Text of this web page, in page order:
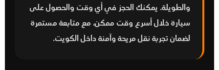
والطويلة. يمكنك الحجز في أي وقت والحصول على
سيارة خلال أسرع وقت ممكن، مع متابعة مستمرة
لضمان تجربة نقل مريحة وآمنة داخل الكويت.